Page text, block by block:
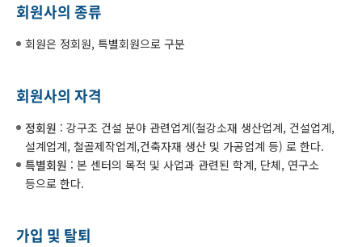
회원사의 종류
회원은 정회원, 특별회원으로 구분
회원사의 자격
정회원 : 강구조 건설 분야 관련업계(철강소재 생산업계, 건설업계,
설계업계, 철골제작업계,건축자재 생산 및 가공업계 등) 로 한다.
특별회원 : 본 센터의 목적 및 사업과 관련된 학계, 단체, 연구소
등으로 한다.
가입 및 탈퇴